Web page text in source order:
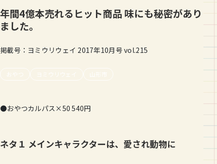
年間4億本売れるヒット商品 味にも秘密があり
ました。
掲載号：ヨミウリウェイ 2017年10月号 vol.215
おやつ ヨミウリウェイ 山形市
●おやつカルパス×50 540円
ネタ１ メインキャラクターは、愛され動物に